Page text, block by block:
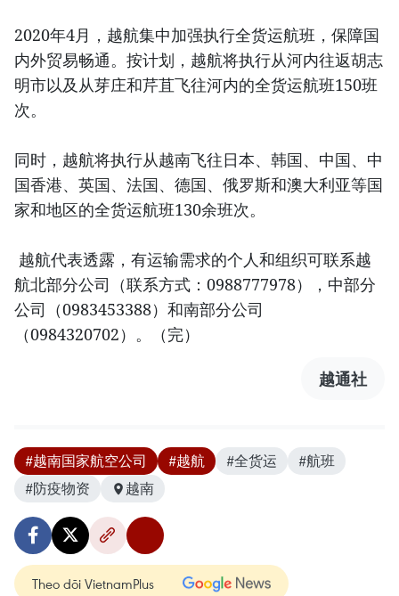
2020年4月，越航集中加强执行全货运航班，保障国
内外贸易畅通。按计划，越航将执行从河内往返胡志
明市以及从芽庄和芹苴飞往河内的全货运航班150班
次。
同时，越航将执行从越南飞往日本、韩国、中国、中
国香港、英国、法国、德国、俄罗斯和澳大利亚等国
家和地区的全货运航班130余班次。
越航代表透露，有运输需求的个人和组织可联系越
航北部分公司（联系方式：0988777978），中部分
公司（0983453388）和南部分公司
（0984320702）。（完）
越通社
#越南国家航空公司 #越航 #全货运
#航班
#防疫物资
越南
Theo dõi VietnamPlus